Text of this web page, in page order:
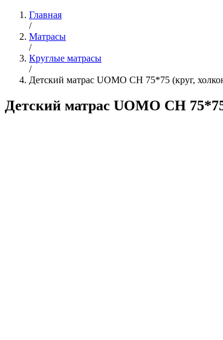
Главная
/
Матрасы
/
Круглые матрасы
/
Детский матрас UOMO CH 75*75 (круг,
Детский матрас UOMO CH